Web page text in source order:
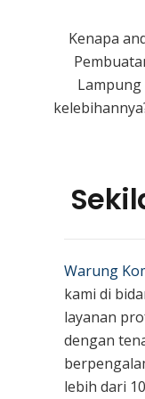
Kenapa
Warung
kami di
layanan
dengan
lebih dari